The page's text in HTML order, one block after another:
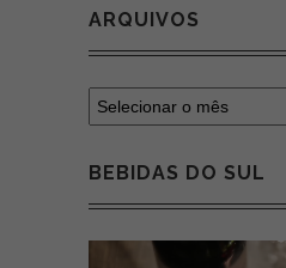
ARQUIVOS
BEBIDAS DO SUL